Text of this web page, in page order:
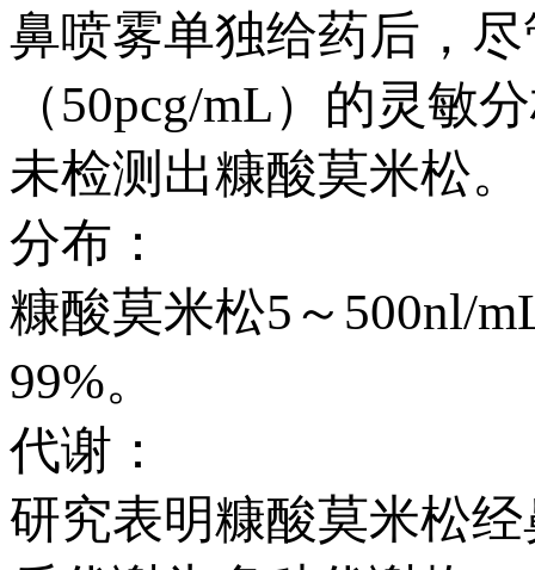
鼻喷雾单独给药后，
（50pcg/mL）的灵敏
未检测出糠酸莫米松。
分布：
糠酸莫米松5～500nl/
99%。
代谢：
研究表明糠酸莫米松